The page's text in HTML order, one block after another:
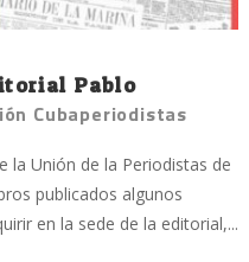
Pablo
Cubaperiodistas
la Unión de la Periodistas de
publicados algunos
en la sede de la editorial,...